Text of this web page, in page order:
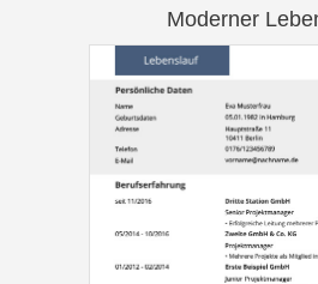
Moderner